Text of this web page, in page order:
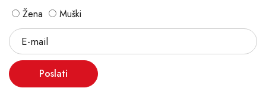
Žena Muški
Poslati